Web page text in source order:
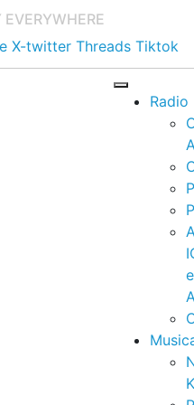
EVERYWHERE
X-twitter Threads Tiktok
Radio
e